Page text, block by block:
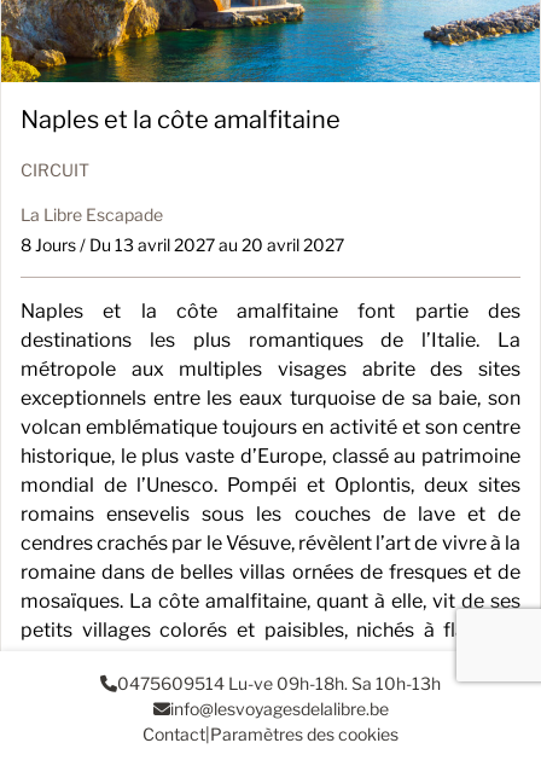
Naples et la côte amalfitaine
CIRCUIT
La Libre Escapade
8 Jours / Du 13 avril 2027 au 20 avril 2027
Naples et la côte amalfitaine font partie des
destinations les plus romantiques de l’Italie. La
métropole aux multiples visages abrite des sites
exceptionnels entre les eaux turquoise de sa baie, son
volcan emblématique toujours en activité et son centre
historique, le plus vaste d’Europe, classé au patrimoine
mondial de l’Unesco. Pompéi et Oplontis, deux sites
romains ensevelis sous les couches de lave et de
cendres crachés par le Vésuve, révèlent l’art de vivre à la
romaine dans de belles villas ornées de fresques et de
mosaïques. La côte amalfitaine, quant à elle, vit de ses
petits villages colorés et paisibles, nichés à flanc de
0475609514 Lu-ve 09h-18h. Sa 10h-13h
info@lesvoyagesdelalibre.be
Contact Paramètres des cookies